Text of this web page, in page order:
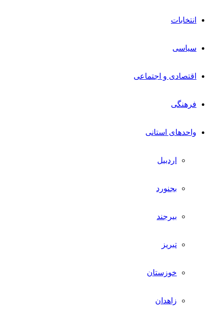
انتخابات
سیاسی
اقتصادی و اجتماعی
فرهنگی
واحدهای استانی
اردبیل
بجنورد
بیرجند
تبریز
خوزستان
زاهدان